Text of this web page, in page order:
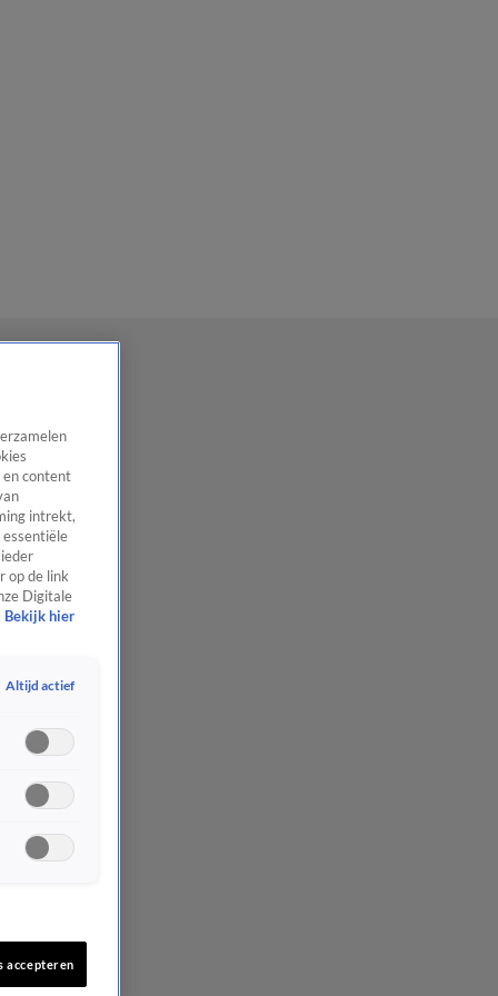
en content
intrekt,
op de link
Digitale
Bekijk hier
Altijd actief
accepteren